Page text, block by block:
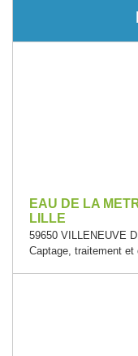
EAU DE LA
LILLE
59650 VILLENEUVE
Captage, traitement et